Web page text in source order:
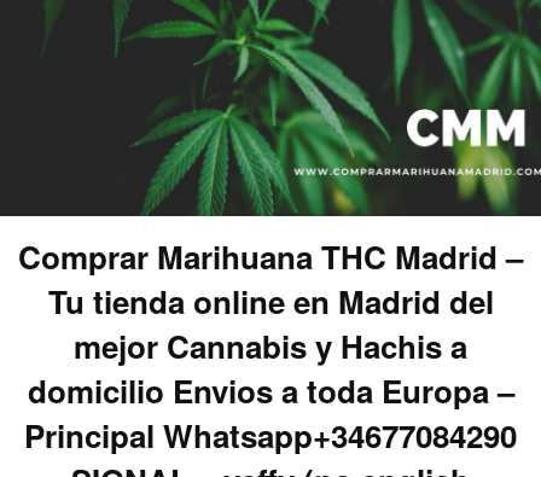
Comprar Marihuana THC Madrid –
Tu tienda online en Madrid del
mejor Cannabis y Hachis a
domicilio Envios a toda Europa –
Principal Whatsapp+34677084290